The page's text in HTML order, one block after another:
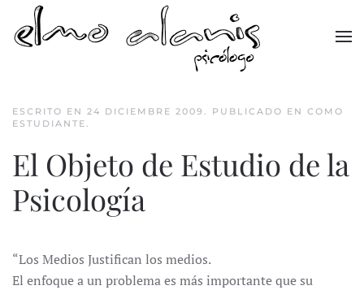
Skip to main content
ESCRITO EN 24 DICIEMBRE 2009 . PUBLICADO EN COMO
ESTUDIANTE.
El Objeto de Estudio de la
Psicología
“Los Medios Justifican los medios.
El enfoque a un problema es más importante que su